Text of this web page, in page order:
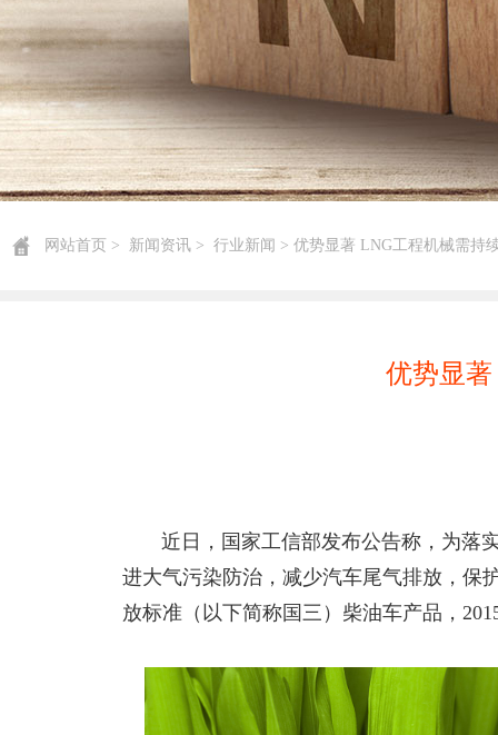
网站首页 > 新闻资讯 > 行业新闻 > 优势显著 LNG工程机械需持
优势显
近日，国家工信部发布公告称，为落
进大气污染防治，减少汽车尾气排放，保
放标准（以下简称国三）柴油车产品，